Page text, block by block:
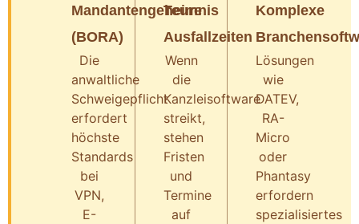
Mandantengeheimnis
(BORA)
Die
anwaltliche
Schweigepflicht
erfordert
höchste
Standards
bei
VPN,
E-
Teure
Ausfallzeiten
Wenn
die
Kanzleisoftware
streikt,
stehen
Fristen
und
Termine
auf
Komplexe
Lösungen
wie
DATEV,
RA-
Micro
oder
Phantasy
erfordern
spezialisiertes